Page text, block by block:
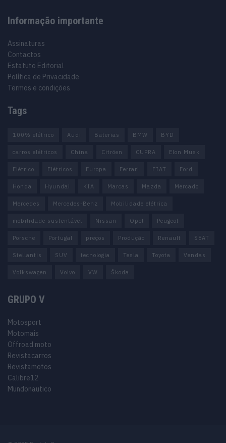
Informação importante
Assinaturas
Contactos
Estatuto Editorial
Política de Privacidade
Termos e condições
Tags
100% elétrico Audi Baterias BMW BYD
carros elétricos China Citröen CUPRA Elon Musk
Elétrico Elétricos Europa Ferrari FIAT Ford
Honda Hyundai KIA Marcas Mazda Mercado
Mercedes Mercedes-Benz Mobilidade elétrica
mobilidade sustentável Nissan Opel Peugeot
Porsche Portugal preços Produção Renault SEAT
Stellantis SUV tecnologia Tesla Toyota Vendas
Volkswagen Volvo VW Škoda
GRUPO V
Motosport
Motomais
Offroad moto
Revistacarros
Revistamotos
Calibre12
Mundonautico